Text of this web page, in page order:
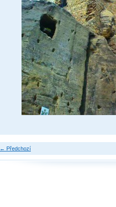
← Předchozí